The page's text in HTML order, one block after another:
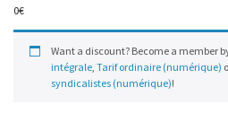
0€
Want a discount? Become a member
intégrale, Tarif ordinaire (numérique)
syndicalistes (numérique)!